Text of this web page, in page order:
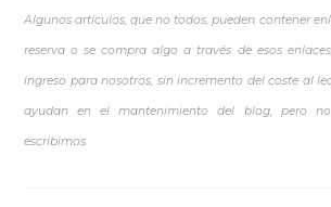
Algunos artículos, que no todos, pueden contener
reserva o se compra algo a través de esos
ingreso para nosotros, sin incremento del coste al
ayudan en el mantenimiento del blog, pero
escribimos.